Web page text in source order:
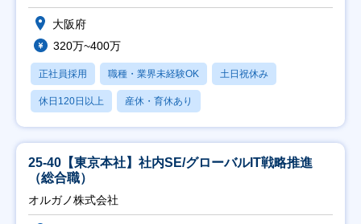
大阪府
320万~400万
正社員採用 職種・業界未経験OK 土日祝休み
休日120日以上 産休・育休あり
25-40【東京本社】社内SE/グローバルIT戦略推進
（総合職）
オルガノ株式会社